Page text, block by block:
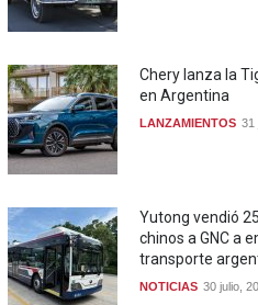
Chery lanza la
en Argentina
LANZAMIENTOS 31
Yutong vendió
chinos a GNC a
transporte
NOTICIAS 30 julio,